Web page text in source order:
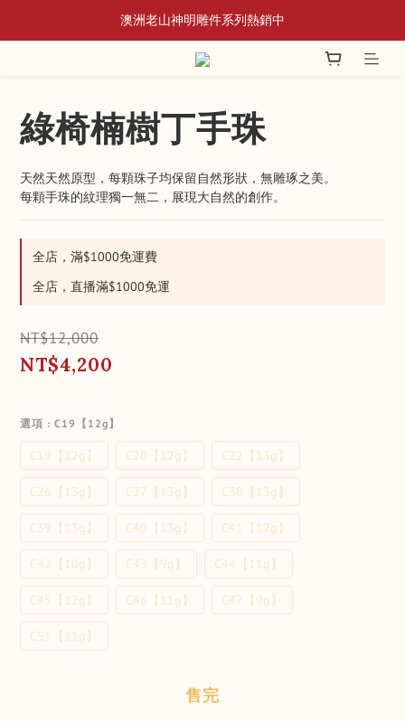
📢 8/3~9/10 全館立香系列滿額贈蘆香插
香爐系列｜新品上架・人氣補貨
📢 8/3~9/10 全館立香系列滿額贈蘆香插
綠椅楠樹丁手珠
天然天然原型，每顆珠子均保留自然形狀，無雕琢之美。
每顆手珠的紋理獨一無二，展現大自然的創作。
全店，滿$1000免運費
全店，直播滿$1000免運
NT$12,000
NT$4,200
選項 : C19【12g】
C19【12g】 C20【12g】 C22【13g】
C26【13g】 C27【13g】 C30【13g】
C39【13g】 C40【13g】 C41【12g】
C42【10g】 C43【9g】 C44【11g】
C45【12g】 C46【11g】 C47【9g】
C51【11g】
售完